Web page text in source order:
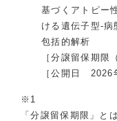
基づくアトピー
ける遺伝子型-病
包括的解析
［分譲留保期
［公開日 2026
※1
「分譲留保期限」と